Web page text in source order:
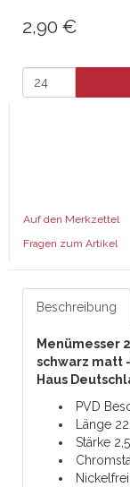
2,90 €
Auf den Merkzettel
Fragen zum Artikel
Beschreibung
Menümesser
schwarz matt
Haus
PVD
Länge
Stärke
Nickelfrei